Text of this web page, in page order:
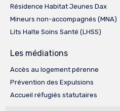
Résidence Habitat Jeunes Dax
Mineurs non-accompagnés (MNA)
Lits Halte Soins Santé (LHSS)
Les médiations
Accès au logement pérenne
Prévention des Expulsions
Accueil réfugiés statutaires